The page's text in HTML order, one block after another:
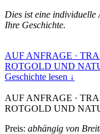
Dies ist eine
Ihre Geschichte.
AUF ANFRAGE ·
ROTGOLD UND
Geschichte lesen ↓
AUF ANFRAGE ·
ROTGOLD UND
Preis: abhängig von